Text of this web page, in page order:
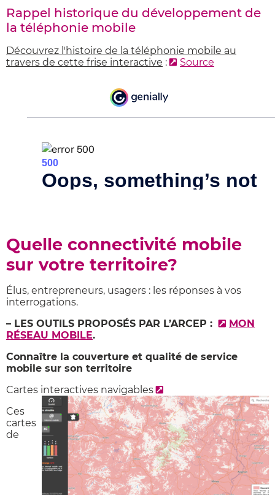
Rappel historique du développement de
la téléphonie mobile
Découvrez l'histoire de la téléphonie mobile au
travers de cette frise interactive : Source
Quelle connectivité mobile
sur votre territoire?
Élus, entrepreneurs, usagers : les réponses à vos
interrogations.
– LES OUTILS PROPOSÉS PAR L’ARCEP :
MON
RÉSEAU MOBILE.
Connaître la couverture et qualité de service
mobile sur son territoire
Cartes interactives navigables
Ces
cartes
de